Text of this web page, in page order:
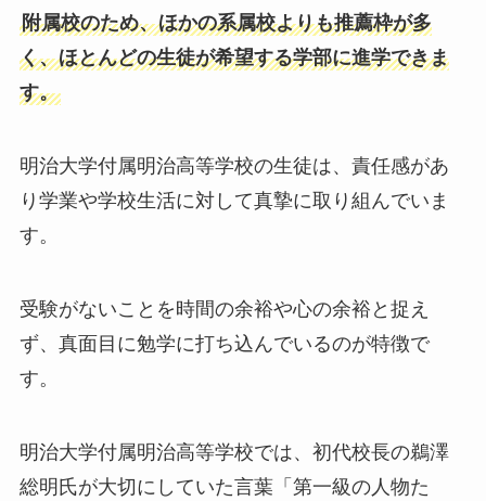
附属校のため、ほかの系属校よりも推薦枠が多
く、ほとんどの生徒が希望する学部に進学できま
す。
明治大学付属明治高等学校の生徒は、責任感があ
り学業や学校生活に対して真摯に取り組んでいま
す。
受験がないことを時間の余裕や心の余裕と捉え
ず、真面目に勉学に打ち込んでいるのが特徴で
す。
明治大学付属明治高等学校では、初代校長の鵜澤
総明氏が大切にしていた言葉「第一級の人物た